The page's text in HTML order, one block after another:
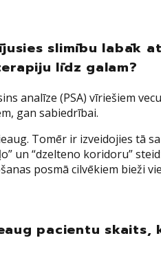
slimību labāk
līdz galam?
analīze (PSA) vīriešiem
gan sabiedrībai.
Tomēr ir izveidojies tā
un “dzelteno koridoru”
posmā cilvēkiem bieži
pacientu skaits,